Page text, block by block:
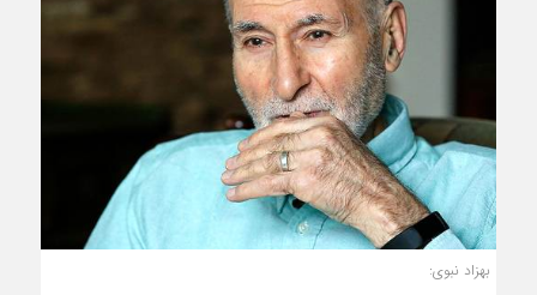
بهزاد نبوی: